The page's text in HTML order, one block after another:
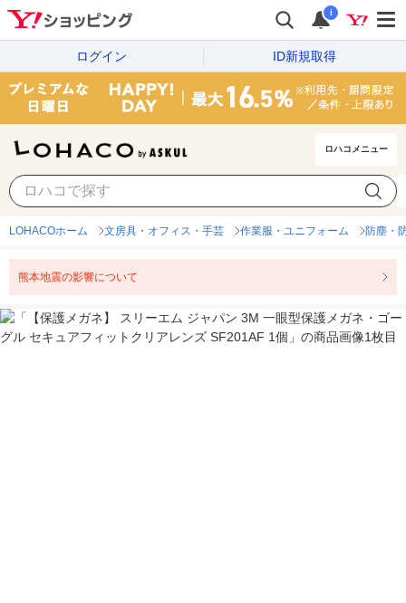
i
ログイン ID新規取得
ロハコメニュー
LOHACOホーム 文房具・オフィス・手芸 作業服・ユニフォーム 防塵・
熊本地震の影響について